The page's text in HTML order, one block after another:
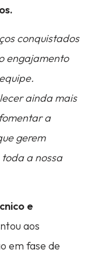
conquistados
engajamento
ainda mais
a
gerem
a nossa
e
aos
em fase de